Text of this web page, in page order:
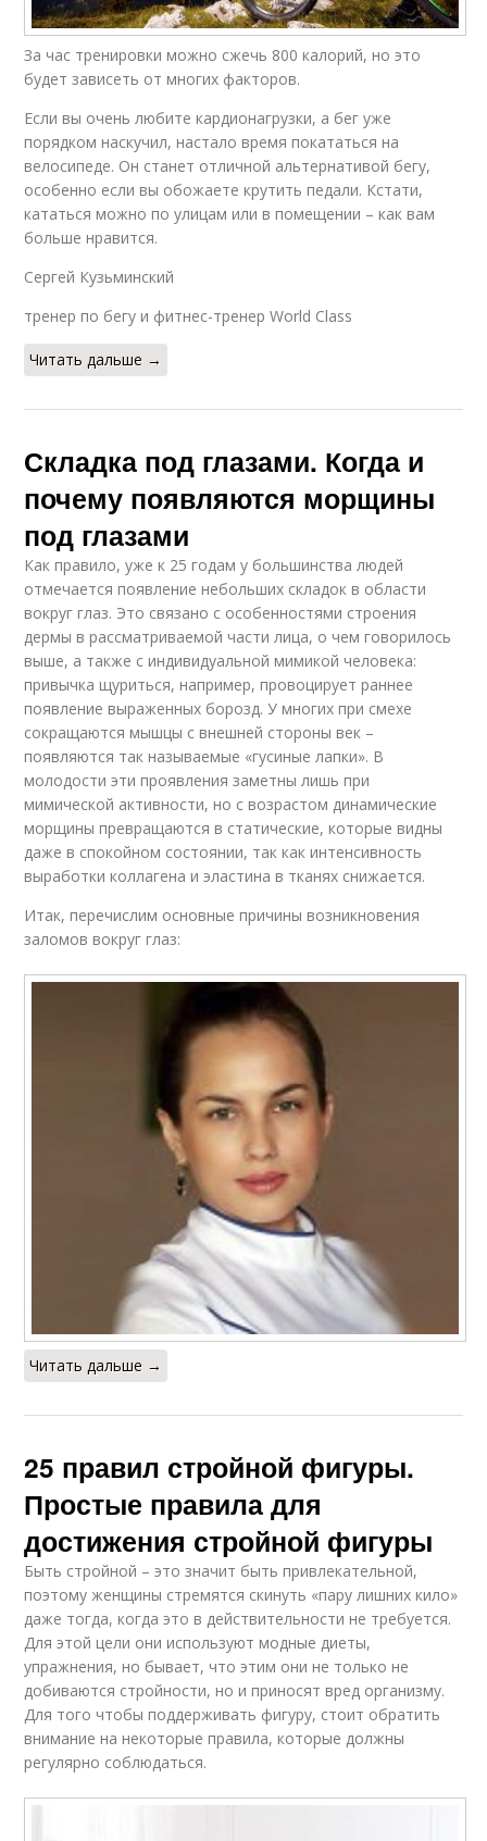
За час тренировки можно сжечь 800 калорий, но это
будет зависеть от многих факторов.
Если вы очень любите кардионагрузки, а бег уже
порядком наскучил, настало время покататься на
велосипеде. Он станет отличной альтернативой бегу,
особенно если вы обожаете крутить педали. Кстати,
кататься можно по улицам или в помещении – как вам
больше нравится.
Сергей Кузьминский
тренер по бегу и фитнес-тренер World Class
Читать дальше →
Складка под глазами. Когда и
почему появляются морщины
под глазами
Как правило, уже к 25 годам у большинства людей
отмечается появление небольших складок в области
вокруг глаз. Это связано с особенностями строения
дермы в рассматриваемой части лица, о чем говорилось
выше, а также с индивидуальной мимикой человека:
привычка щуриться, например, провоцирует раннее
появление выраженных борозд. У многих при смехе
сокращаются мышцы с внешней стороны век –
появляются так называемые «гусиные лапки». В
молодости эти проявления заметны лишь при
мимической активности, но с возрастом динамические
морщины превращаются в статические, которые видны
даже в спокойном состоянии, так как интенсивность
выработки коллагена и эластина в тканях снижается.
Итак, перечислим основные причины возникновения
заломов вокруг глаз:
Читать дальше →
25 правил стройной фигуры.
Простые правила для
достижения стройной фигуры
Быть стройной – это значит быть привлекательной,
поэтому женщины стремятся скинуть «пару лишних кило»
даже тогда, когда это в действительности не требуется.
Для этой цели они используют модные диеты,
упражнения, но бывает, что этим они не только не
добиваются стройности, но и приносят вред организму.
Для того чтобы поддерживать фигуру, стоит обратить
внимание на некоторые правила, которые должны
регулярно соблюдаться.